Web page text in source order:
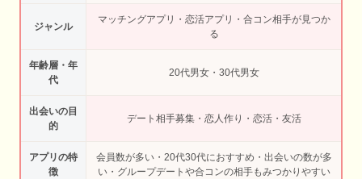
ジャンル
マッチングアプリ・恋活アプリ・合コン相手が見つか
る
年齢層・年
代
20代男女・30代男女
出会いの目
的
デート相手募集・恋人作り・恋活・友活
アプリの特
徴
会員数が多い・20代30代におすすめ・出会いの数が多
い・グループデートや合コンの相手もみつかりやすい